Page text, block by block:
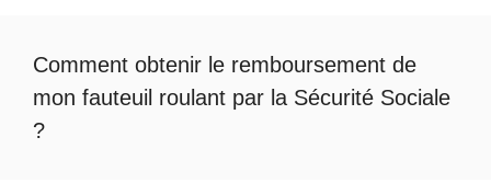
Comment obtenir le remboursement de
mon fauteuil roulant par la Sécurité Sociale
?